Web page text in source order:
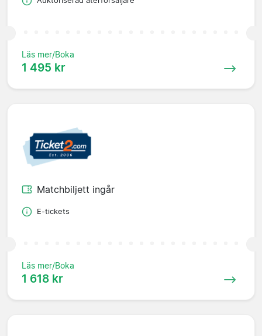
Läs mer/Boka
1 495 kr
Matchbiljett ingår
E-tickets
Läs mer/Boka
1 618 kr